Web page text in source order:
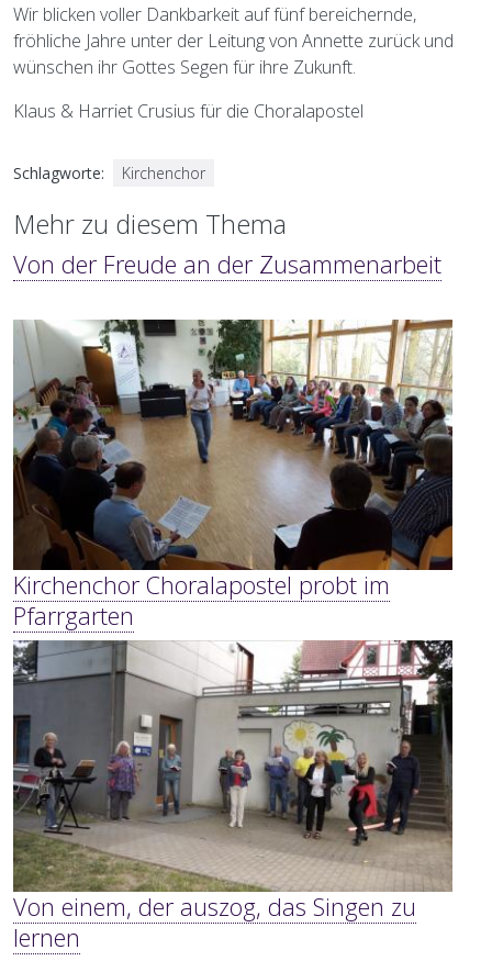
Wir blicken voller Dankbarkeit auf fünf bereichernde,
fröhliche Jahre unter der Leitung von Annette zurück und
wünschen ihr Gottes Segen für ihre Zukunft.
Klaus & Harriet Crusius für die Choralapostel
Schlagworte Kirchenchor
Mehr zu diesem Thema
Von der Freude an der Zusammenarbeit
Kirchenchor Choralapostel probt im
Pfarrgarten
Von einem, der auszog, das Singen zu
lernen